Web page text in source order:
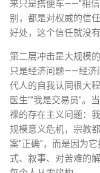
来只是搭便车——"相
别，都是对权威的信
好处，这个信任就没有
第二层冲击是大规模
只是经济问题——经济
代人的自我认同很大
医生""我是交易员"。
裸的存在主义问题：
规模意义危机，宗教
案"正确"，而是因为
式、叙事、对苦难的